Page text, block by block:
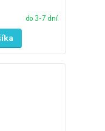
do 3-7 dní